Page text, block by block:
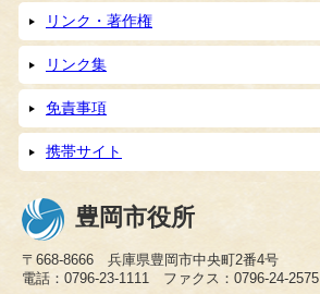
リンク・著作権
リンク集
免責事項
携帯サイト
豊岡市役所
〒668-8666 兵庫県豊岡市中央町2番4号
電話：0796-23-1111 ファクス：0796-24-2575